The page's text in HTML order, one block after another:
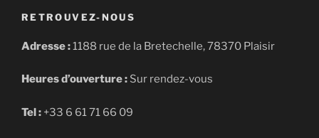
RETROUVEZ-NOUS
Adresse :1188 rue de la Bretechelle, 78370 Plaisir
Heures d’ouverture : Sur rendez-vous
Tel : +33 6 61 71 66 09